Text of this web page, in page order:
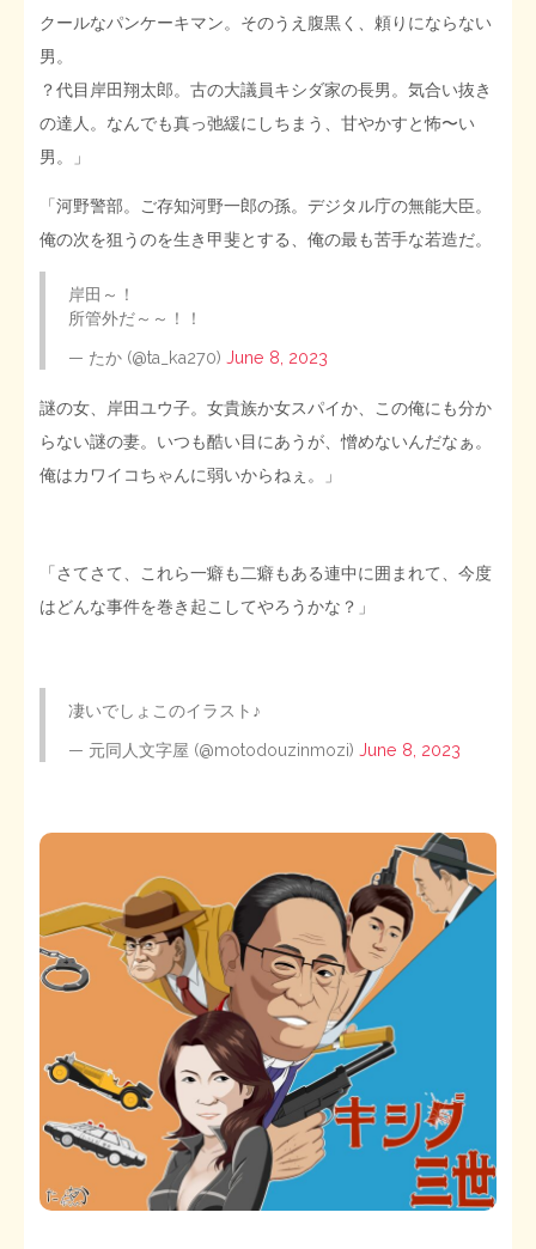
クールなパンケーキマン。そのうえ腹黒く、頼りにならない
男。
？代目岸田翔太郎。古の大議員キシダ家の長男。気合い抜き
の達人。なんでも真っ弛緩にしちまう、甘やかすと怖〜い
男。」
「河野警部。ご存知河野一郎の孫。デジタル庁の無能大臣。
俺の次を狙うのを生き甲斐とする、俺の最も苦手な若造だ。
岸田～！
所管外だ～～！！
— たか (@ta_ka270)June 8, 2023
謎の女、岸田ユウ子。女貴族か女スパイか、この俺にも分か
らない謎の妻。いつも酷い目にあうが、憎めないんだなぁ。
俺はカワイコちゃんに弱いからねぇ。」
「さてさて、これら一癖も二癖もある連中に囲まれて、今度
はどんな事件を巻き起こしてやろうかな？」
凄いでしょこのイラスト♪
— 元同人文字屋 (@motodouzinmozi)June 8, 2023